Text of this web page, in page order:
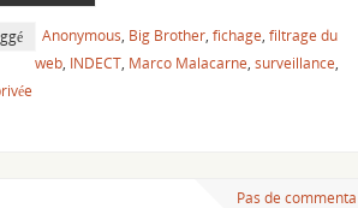
Anonymous Big Brother, fichage filtrage du
web, INDECT, Marco Malacarne surveillance
Pas de